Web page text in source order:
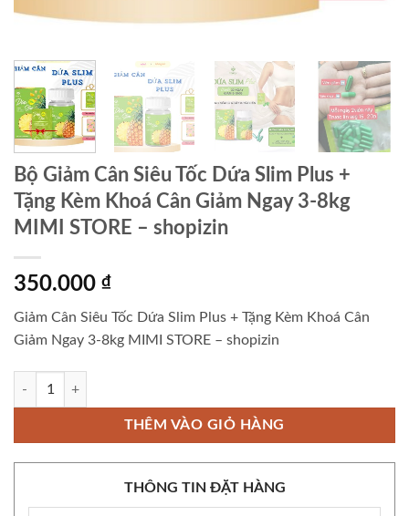
Bộ Giảm Cân Siêu Tốc Dứa Slim Plus +
Tặng Kèm Khoá Cân Giảm Ngay 3-8kg
MIMI STORE – shopizin
350.000 ₫
Giảm Cân Siêu Tốc Dứa Slim Plus + Tặng Kèm Khoá Cân
Giảm Ngay 3-8kg MIMI STORE – shopizin
Bộ Giảm Cân Siêu Tốc Dứa Slim Plus + Tặng Kèm Khoá Cân Giảm
THÊM VÀO GIỎ HÀNG
THÔNG TIN ĐẶT HÀNG